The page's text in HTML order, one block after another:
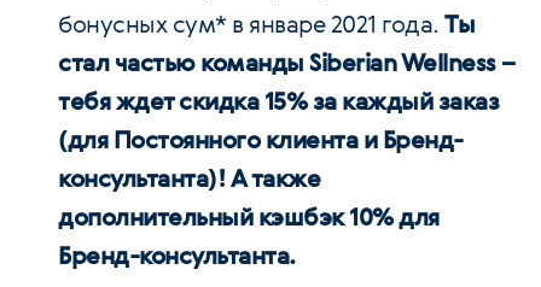
бонусных cум* в январе 2021 года.Ты
стал частью команды Siberian Wellness –
тебя ждет скидка 15% за каждый заказ
(для Постоянного клиента и Бренд-
консультанта)! А также
дополнительный кэшбэк 10% для
Бренд-консультанта.